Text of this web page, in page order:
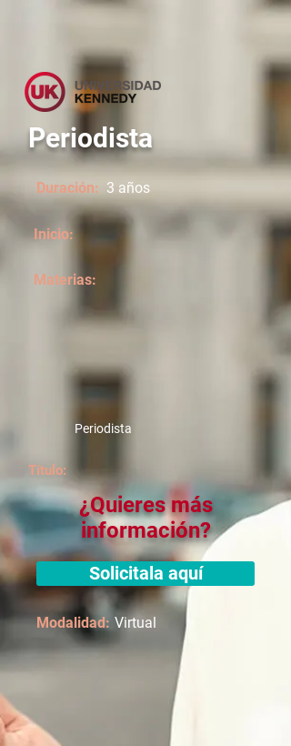
Periodista
Duración: 3 años
Inicio:
Materias:
Periodista
Título:
¿Quieres más
información?
Solicitala aquí
Modalidad: Virtual